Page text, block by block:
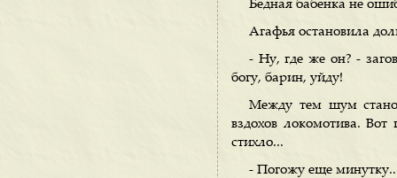
Бедная бабенка не
Агафья остановила
- Ну, где же он? -
богу, барин, уйду!
Между тем шум
вздохов локомотива.
стихло...
- Погожу еще